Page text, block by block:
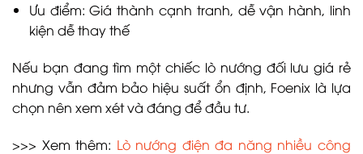
Ưu điểm: Giá thành cạnh tranh, dễ vận hành, linh
kiện dễ thay thế
Nếu bạn đang tìm một chiếc lò nướng đối lưu giá rẻ
nhưng vẫn đảm bảo hiệu suất ổn định, Foenix là lựa
chọn nên xem xét và đáng để đầu tư.
>>> Xem thêm: Lò nướng điện đa năng nhiều công